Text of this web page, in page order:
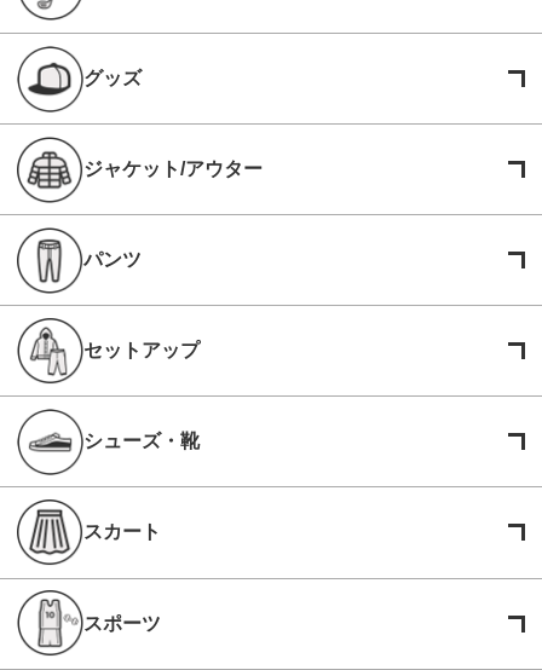
グッズ
ジャケット/アウター
パンツ
セットアップ
シューズ・靴
スカート
スポーツ